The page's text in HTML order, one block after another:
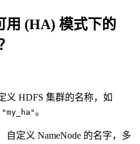
用 (HA) 模式下的
义 HDFS 集群的名称，如
。
自定义 NameNode 的名字，多